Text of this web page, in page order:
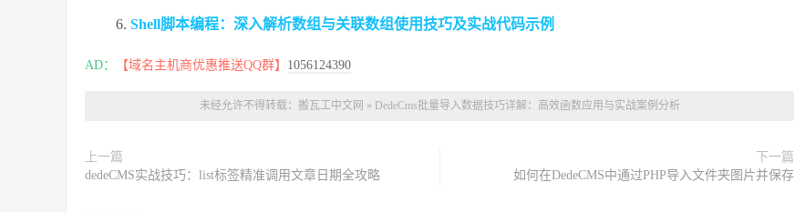
Shell脚本编程：深入解析数组与关联数组使用技巧及实战代码示例
AD： 【域名主机商优惠推送QQ群】 1056124390
未经允许不得转载： 搬瓦工中文网 » DedeCms批量导入数据技巧详解：高效函数应用与实战案例分析
上一篇
dedeCMS实战技巧：list标签精准调用文章日期全攻略
下一篇
如何在DedeCMS中通过PHP导入文件夹图片并保存